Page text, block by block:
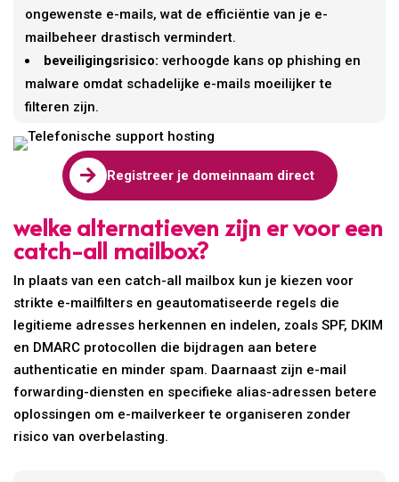
ongewenste e-mails, wat de efficiëntie van je e-
mailbeheer drastisch vermindert.
beveiligingsrisico: verhoogde kans op phishing en
malware omdat schadelijke e-mails moeilijker te
filteren zijn.
 Registreer je domeinnaam direct
welke alternatieven zijn er voor een
catch-all mailbox?
In plaats van een catch-all mailbox kun je kiezen voor
strikte e-mailfilters en geautomatiseerde regels die
legitieme adresses herkennen en indelen, zoals SPF, DKIM
en DMARC protocollen die bijdragen aan betere
authenticatie en minder spam. Daarnaast zijn e-mail
forwarding-diensten en specifieke alias-adressen betere
oplossingen om e-mailverkeer te organiseren zonder
risico van overbelasting.